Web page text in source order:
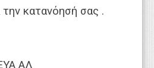
την κατανόησή σας .
ΑΛ